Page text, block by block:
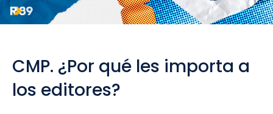
CMP. ¿Por qué les importa a
los editores?